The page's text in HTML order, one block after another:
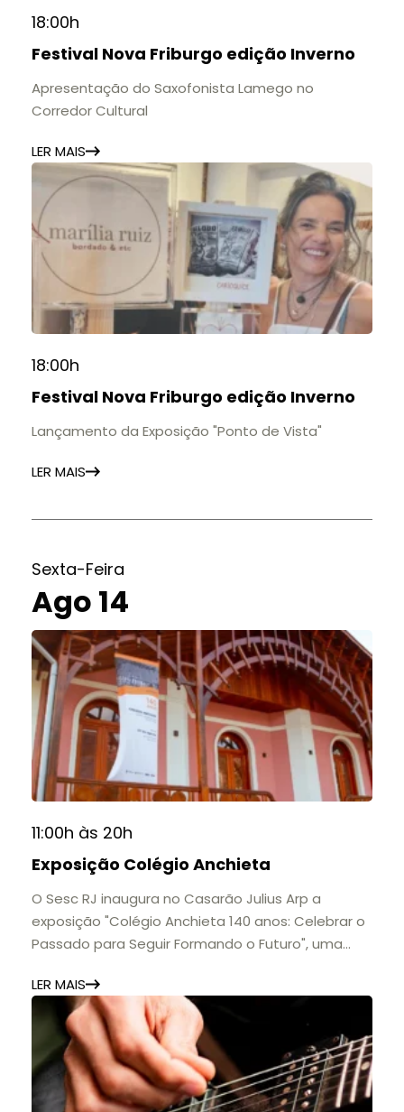
📅 Até 30 de setembro
11h às 17h
🎟️ Entrada gratuita.
18:00h
Festival Nova Friburgo edição Inverno
Apresentação do Saxofonista Lamego no
Corredor Cultural
LER MAIS
18:00h
Festival Nova Friburgo edição Inverno
Lançamento da Exposição "Ponto de Vista"
LER MAIS
Sexta-Feira
Ago 14
11:00h às 20h
Exposição Colégio Anchieta
O Sesc RJ inaugura no Casarão Julius Arp a
exposição "Colégio Anchieta 140 anos: Celebrar o
Passado para Seguir Formando o Futuro", uma
importantes instituições de ensino de Nova
Friburgo e do Brasil.
A mostra convida o público a conhecer o legado
do Colégio Anchieta por meio de documentos,
histórias e marcos que evidenciam sua
contribuição para a educação, a cultura e a
LER MAIS